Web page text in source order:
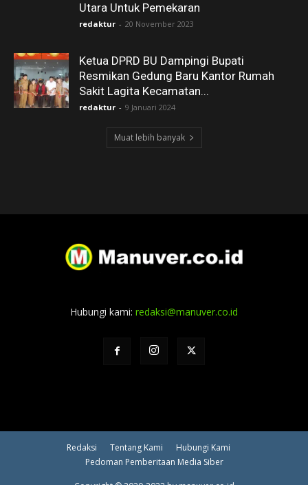
Utara Untuk Pemekaran
redaktur - 20 November 2023
Ketua DPRD BU Dampingi Bupati
Resmikan Gedung Baru Kantor Rumah
Sakit Lagita Kecamatan...
redaktur - 9 Januari 2024
Muat lebih banyak
Hubungi kami: redaksi@manuver.co.id
Redaksi Tentang Kami
Hubungi Kami
Pedoman Pemberitaan Media Siber